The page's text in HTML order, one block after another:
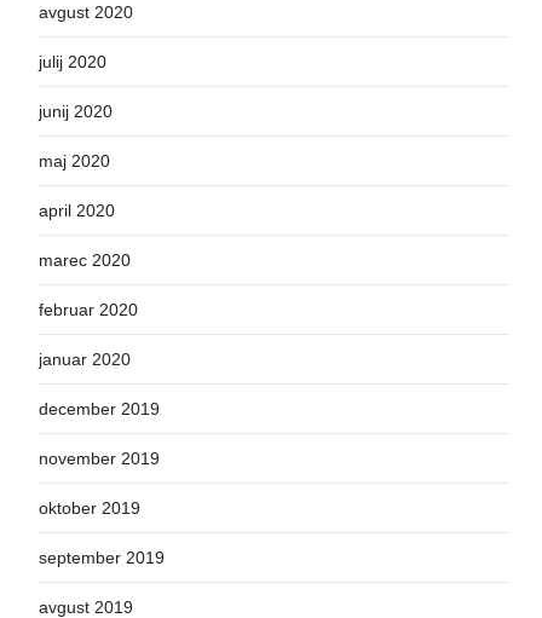
avgust 2020
julij 2020
junij 2020
maj 2020
april 2020
marec 2020
februar 2020
januar 2020
december 2019
november 2019
oktober 2019
september 2019
avgust 2019